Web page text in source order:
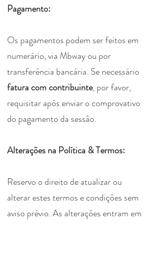
Pagamento:
Os pagamentos podem ser feitos em
numerário, via Mbway ou por
transferência bancária. Se necessário
fatura com contribuinte, por favor,
requisitar após enviar o comprovativo
do pagamento da sessão.
Alterações na Política & Termos:
Reservo o direito de atualizar ou
alterar estes termos e condições sem
aviso prévio. As alterações entram em